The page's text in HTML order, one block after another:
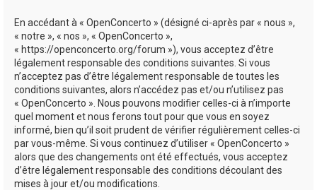
En accédant à « OpenConcerto » (désigné ci-après par « nous »,
« notre », « nos », « OpenConcerto »,
« https://openconcerto.org/forum »), vous acceptez d’être
légalement responsable des conditions suivantes. Si vous
n’acceptez pas d’être légalement responsable de toutes les
conditions suivantes, alors n’accédez pas et/ou n’utilisez pas
« OpenConcerto ». Nous pouvons modifier celles-ci à n’importe
quel moment et nous ferons tout pour que vous en soyez
informé, bien qu’il soit prudent de vérifier régulièrement celles-ci
par vous-même. Si vous continuez d’utiliser « OpenConcerto »
alors que des changements ont été effectués, vous acceptez
d’être légalement responsable des conditions découlant des
mises à jour et/ou modifications.